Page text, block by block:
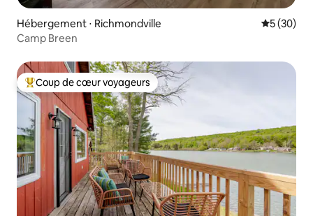
Hébergement ⋅ Richmondville
5 (30)
Camp Breen
Coups de cœur voyageurs les plus appréciés
Coup de cœur voyageurs